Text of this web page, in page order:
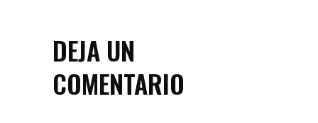
DEJA UN
COMENTARIO